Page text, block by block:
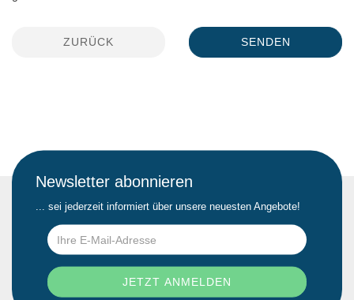
ZURÜCK SENDEN
Newsletter abonnieren
... sei jederzeit informiert über unsere neuesten Angebote!